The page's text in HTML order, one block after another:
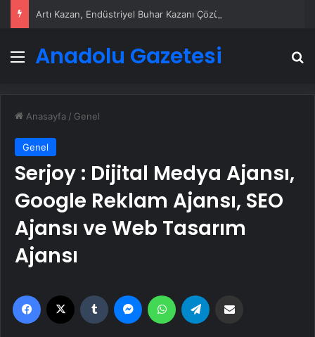
Menü
Anadolu Gazetesi
Anasayfa / Genel
Genel
Serjoy : Dijital Medya Ajansı,
Google Reklam Ajansı, SEO
Ajansı ve Web Tasarım
Ajansı
Facebook Tumblr MessengerWhatsApp